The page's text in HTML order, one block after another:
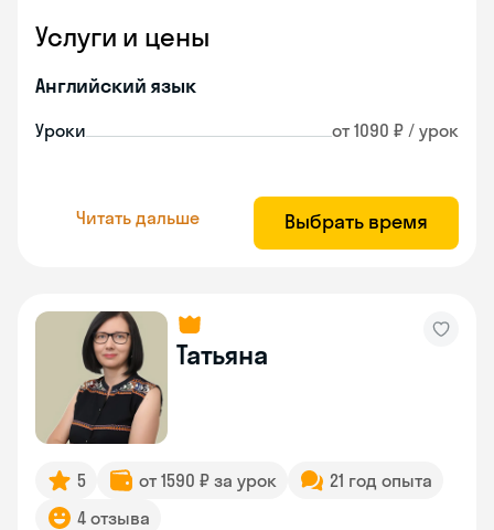
Услуги и цены
Английский язык
Уроки от 1090 ₽ / урок
Читать дальше Выбрать время
Татьяна
5 от 1590 ₽ за урок
21 год опыта
4 отзыва